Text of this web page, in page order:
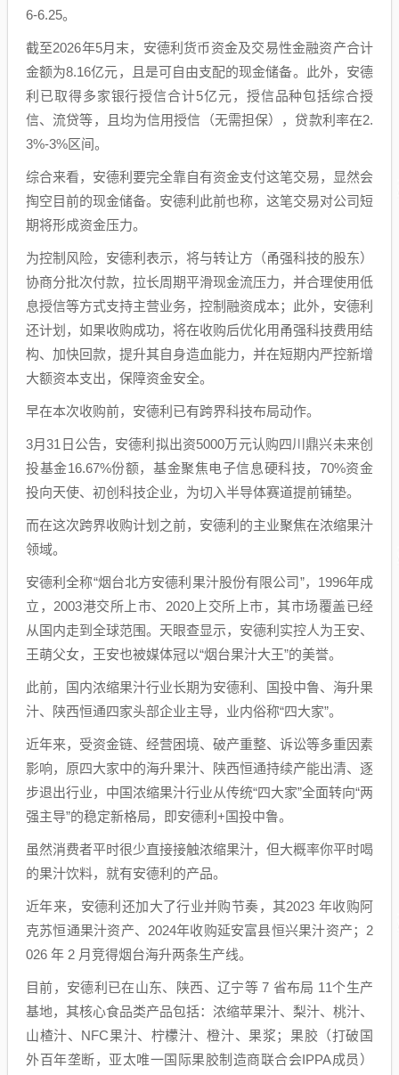
6-6.25。
截至2026年5月末，安德利货币资金及交易性金融资产合计
金额为8.16亿元，且是可自由支配的现金储备。此外，安德
利已取得多家银行授信合计5亿元，授信品种包括综合授
信、流贷等，且均为信用授信（无需担保），贷款利率在2.
3%-3%区间。
综合来看，安德利要完全靠自有资金支付这笔交易，显然会
掏空目前的现金储备。安德利此前也称，这笔交易对公司短
期将形成资金压力。
为控制风险，安德利表示，将与转让方（甬强科技的股东）
协商分批次付款，拉长周期平滑现金流压力，并合理使用低
息授信等方式支持主营业务，控制融资成本；此外，安德利
还计划，如果收购成功，将在收购后优化用甬强科技费用结
构、加快回款，提升其自身造血能力，并在短期内严控新增
大额资本支出，保障资金安全。
早在本次收购前，安德利已有跨界科技布局动作。
3月31日公告，安德利拟出资5000万元认购四川鼎兴未来创
投基金16.67%份额，基金聚焦电子信息硬科技，70%资金
投向天使、初创科技企业，为切入半导体赛道提前铺垫。
而在这次跨界收购计划之前，安德利的主业聚焦在浓缩果汁
领域。
安德利全称“烟台北方安德利果汁股份有限公司”，1996年成
立，2003港交所上市、2020上交所上市，其市场覆盖已经
从国内走到全球范围。天眼查显示，安德利实控人为王安、
王萌父女，王安也被媒体冠以“烟台果汁大王”的美誉。
此前，国内浓缩果汁行业长期为安德利、国投中鲁、海升果
汁、陕西恒通四家头部企业主导，业内俗称“四大家”。
近年来，受资金链、经营困境、破产重整、诉讼等多重因素
影响，原四大家中的海升果汁、陕西恒通持续产能出清、逐
步退出行业，中国浓缩果汁行业从传统“四大家”全面转向“两
强主导”的稳定新格局，即安德利+国投中鲁。
虽然消费者平时很少直接接触浓缩果汁，但大概率你平时喝
的果汁饮料，就有安德利的产品。
近年来，安德利还加大了行业并购节奏，其2023 年收购阿
克苏恒通果汁资产、2024年收购延安富县恒兴果汁资产；2
026 年 2 月竞得烟台海升两条生产线。
目前，安德利已在山东、陕西、辽宁等 7 省布局 11个生产
基地，其核心食品类产品包括：浓缩苹果汁、梨汁、桃汁、
山楂汁、NFC果汁、柠檬汁、橙汁、果浆；果胶（打破国
外百年垄断，亚太唯一国际果胶制造商联合会IPPA成员）